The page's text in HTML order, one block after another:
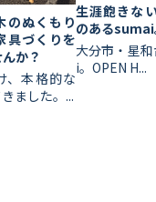
のぬくもり
具づくりを
か？
、本格的な
ました。...
生涯飽きな
のあるsumai
大分市・星
i。OPEN H...